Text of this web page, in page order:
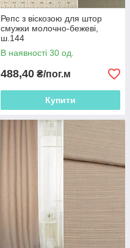
Репс з віскозою для штор
смужки молочно-бежеві,
ш.144
В наявності 30 од.
488,40 ₴/пог.м
Купити